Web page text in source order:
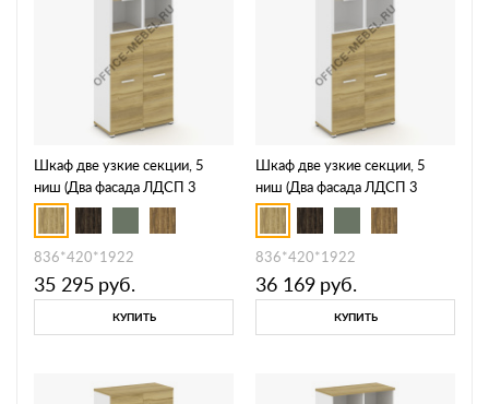
Шкаф две узкие секции, 5
ниш (Два фасада ЛДСП 3
ниши + два фасада стекло
прозрачное в раме, 2 ниши)
CN.STU-525 RPB
836*420*1922
35 295 руб.
КУПИТЬ
Шкаф две узкие секции, 5
ниш (Два фасада ЛДСП 3
ниши + два фасада стекло
белое матовое в раме, 2 ниши)
CN.STU-525 RMB
836*420*1922
36 169 руб.
КУПИТЬ